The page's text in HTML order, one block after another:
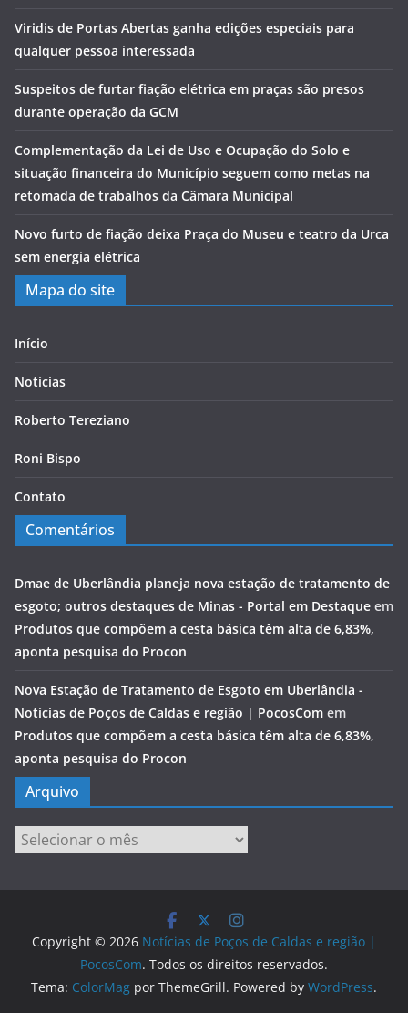
Viridis de Portas Abertas ganha edições especiais para
qualquer pessoa interessada
Suspeitos de furtar fiação elétrica em praças são presos
durante operação da GCM
Complementação da Lei de Uso e Ocupação do Solo e
situação financeira do Município seguem como metas na
retomada de trabalhos da Câmara Municipal
Novo furto de fiação deixa Praça do Museu e teatro da Urca
sem energia elétrica
Mapa do site
Início
Notícias
Roberto Tereziano
Roni Bispo
Contato
Comentários
Dmae de Uberlândia planeja nova estação de tratamento de
esgoto; outros destaques de Minas - Portal em Destaque em
Produtos que compõem a cesta básica têm alta de 6,83%,
aponta pesquisa do Procon
Nova Estação de Tratamento de Esgoto em Uberlândia -
Notícias de Poços de Caldas e região | PocosCom em
Produtos que compõem a cesta básica têm alta de 6,83%,
aponta pesquisa do Procon
Arquivo
Arquivo
Copyright © 2026 Notícias de Poços de Caldas e região |
PocosCom. Todos os direitos reservados.
Tema: ColorMag por ThemeGrill. Powered by WordPress.